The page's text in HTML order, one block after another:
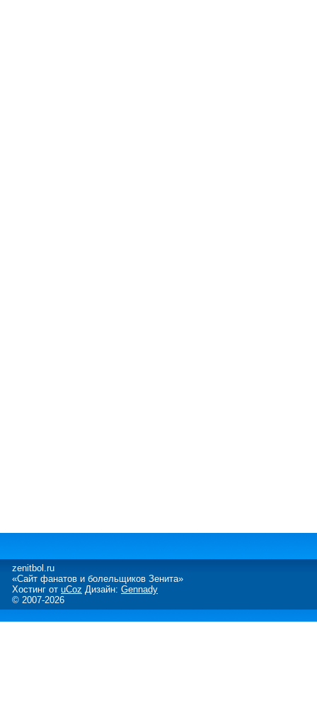
zenitbol.ru
«Сайт фанатов и болельщиков Зенита»
Хостинг от uCoz Дизайн: Gennady
© 2007-2026